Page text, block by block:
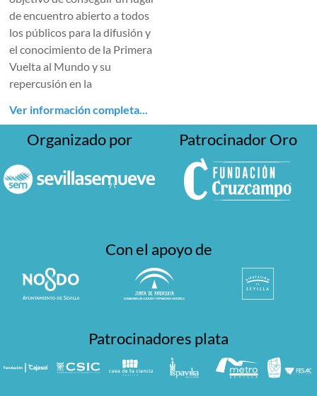
de encuentro abierto a todos
los públicos para la difusión y
el conocimiento de la Primera
Vuelta al Mundo y su
repercusión en la
Ver información completa...
Organizado por Patrocinador Oro
Con el apoyo de
Patrocinadores plata